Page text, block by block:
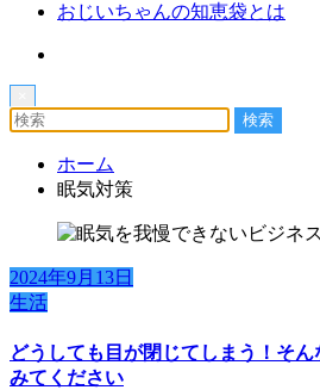
おじいちゃんの知恵袋とは
ホーム
眠気対策
2024年9月13日
生活
どうしても目が閉じてしまう！そ
みてください